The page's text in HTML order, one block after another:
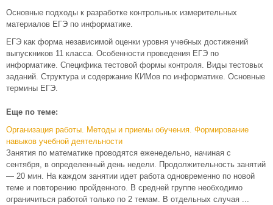
Основные подходы к разработке контрольных измерительных
материалов ЕГЭ по информатике.
ЕГЭ как форма независимой оценки уровня учебных достижений
выпускников 11 класса. Особенности проведения ЕГЭ по
информатике. Специфика тестовой формы контроля. Виды тестовых
заданий. Структура и содержание КИМов по информатике. Основные
термины ЕГЭ.
Еще по теме:
Организация работы. Методы и приемы обучения. Формирование
навыков учебной деятельности
Занятия по математике проводятся еженедельно, начиная с
сентября, в определенный день недели. Продолжительность занятий
— 20 мин. На каждом занятии идет работа одновременно по новой
теме и повторению пройденного. В средней группе необходимо
ограничиться работой только по 2 темам. В отдельных случая ...